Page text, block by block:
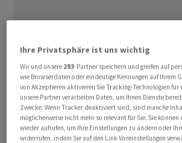
Zuvor hatte bereits der ukrainische
Wolodymyr Selenskyj mitgeteilt, dass
Tschernihiwer Theaters eine Rakete
"Es ist ein ganz gewöhnlicher Samstag,
einen Tag des Schmerzes und des
Ihre Privatsphäre ist uns wichtig
Wir und unsere 293-Partner speichern und greifen auf
wie Browserdaten oder eindeutige Kennungen auf Ihrem
von Akzeptieren aktivieren Sie Tracking-Technologien für
unsere Partner verarbeiten Daten, um Ihnen Dienste
Zwecke. Wenn Tracker deaktiviert sind, sind manche
möglicherweise nicht mehr so relevant für Sie. Sie können
wieder aufrufen, um Ihre Einstellungen zu ändern oder
widerrufen, indem Sie auf den Link Voreinstellungen